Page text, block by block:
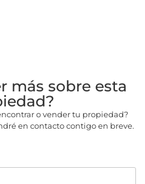
más sobre esta
o vender tu propiedad?
en contacto contigo en breve.